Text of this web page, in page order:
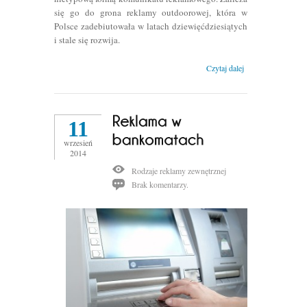
się go do grona reklamy outdoorowej, która w
Polsce zadebiutowała w latach dziewięćdziesiątych
i stale się rozwija.
Czytaj dalej
11
wrzesień
2014
Rodzaje reklamy zewnętrznej
Brak komentarzy.